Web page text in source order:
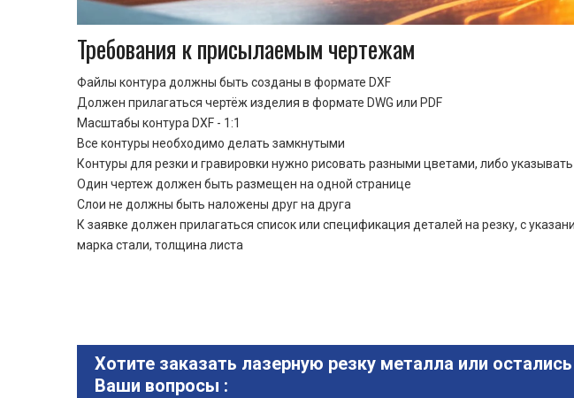
Требования к присылаемым чертежам
Файлы контура должны быть созданы в формате DXF
Должен прилагаться чертёж изделия в формате DWG или PDF
Масштабы контура DXF - 1:1
Все контуры необходимо делать замкнутыми
Контуры для резки и гравировки нужно рисовать разными цветами, либо
Один чертеж должен быть размещен на одной странице
Cлои не должны быть наложены друг на друга
К заявке должен прилагаться список или спецификация деталей на резку, с
марка стали, толщина листа
Хотите заказать лазерную резку металла или
Ваши вопросы :